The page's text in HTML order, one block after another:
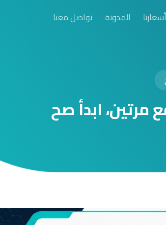
أسعارنا المدونة تواصل معنا
ابدأ صح